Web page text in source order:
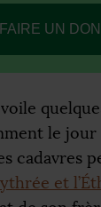
FAIRE UN DON
le
cadavres
et